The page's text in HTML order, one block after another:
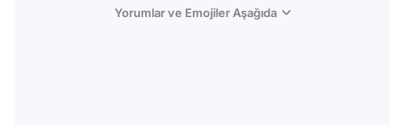
Yorumlar ve Emojiler Aşağıda